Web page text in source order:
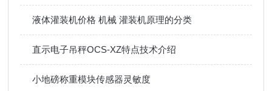
液体灌装机价格 机械 灌装机原理的分类
直示电子吊秤OCS-XZ特点技术介绍
小地磅称重模块传感器灵敏度